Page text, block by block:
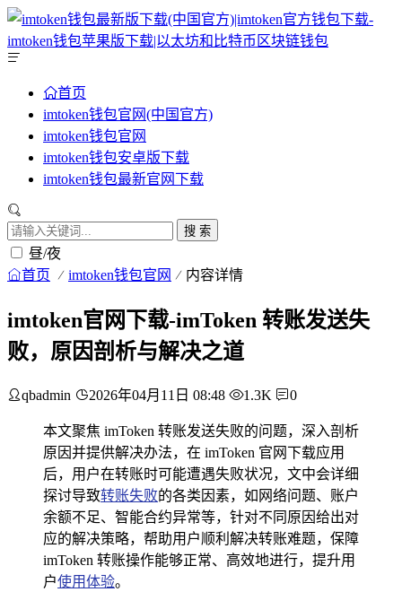
首页
imtoken钱包官网(中国官方)
imtoken钱包官网
imtoken钱包安卓版下载
imtoken钱包最新官网下载
搜 索
昼/夜
首页 imtoken钱包官网 内容详情
imtoken官网下载-imToken 转账发送失
败，原因剖析与解决之道
qbadmin 2026年04月11日 08:48 1.3K 0
本文聚焦 imToken 转账发送失败的问题，深入剖析
原因并提供解决办法，在 imToken 官网下载应用
后，用户在转账时可能遭遇失败状况，文中会详细
探讨导致转账失败的各类因素，如网络问题、账户
余额不足、智能合约异常等，针对不同原因给出对
应的解决策略，帮助用户顺利解决转账难题，保障
imToken 转账操作能够正常、高效地进行，提升用
户使用体验。